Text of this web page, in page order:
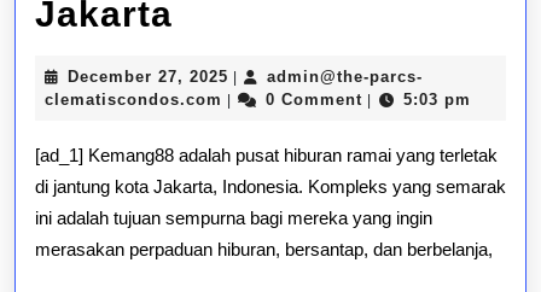
Jakarta
Hiburan,
Makan,
dan
Belanja
December 27, 2025 December
27,
admin@the-parcs-
clematiscondos.com admin@the-
clematiscondos.com
0 Comment 5:03 pm
[ad_1] Kemang88 adalah pusat hiburan ramai yang terletak
di jantung kota Jakarta, Indonesia. Kompleks yang semarak
ini adalah tujuan sempurna bagi mereka yang ingin
merasakan perpaduan hiburan, bersantap, dan berbelanja,